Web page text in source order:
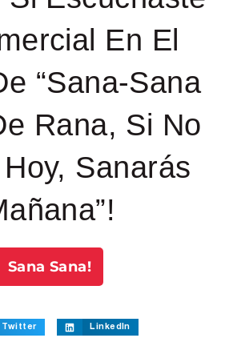
En El
“Sana-Sana
Rana, Si No
Sanarás
Sana Sana!
Twitter LinkedIn